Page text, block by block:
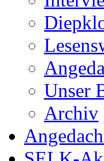
Unser
Archiv